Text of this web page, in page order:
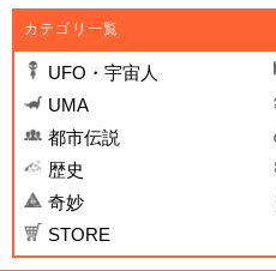
カテゴリ一覧
UFO・宇宙人
UMA
都市伝説
歴史
奇妙
STORE